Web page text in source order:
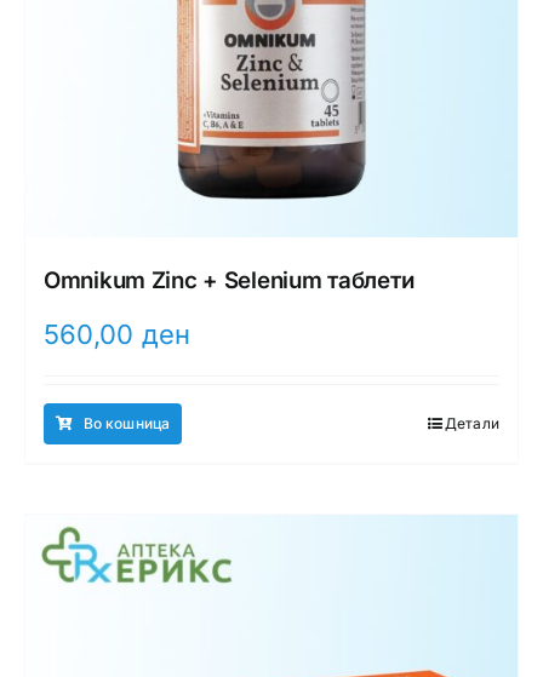
Omnikum Zinc + Selenium таблети
560,00 ден
Во кошница Детали